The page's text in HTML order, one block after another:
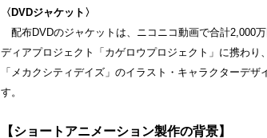
〈 DVDジャケット〉
配布DVDのジャケットは、ニコニコ動画で合計2,000
ディアプロジェクト「カゲロウプロジェクト」に携わ
「メカクシティデイズ」のイラスト・キャラクターデ
す。
【ショートアニメーション製作の背景】